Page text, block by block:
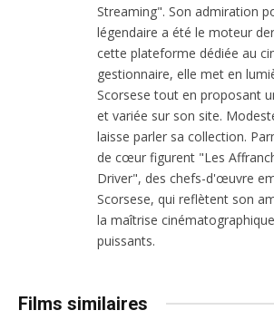
Streaming". Son admiration
légendaire a été le moteur
cette plateforme dédiée au
gestionnaire, elle met en
Scorsese tout en proposant
et variée sur son site.
laisse parler sa collection.
de cœur figurent "Les
Driver", des chefs-d'œuvre
Scorsese, qui reflètent son
la maîtrise
puissants.
Films similaires